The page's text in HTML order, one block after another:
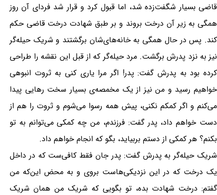
قاضی بسیار شگفت‌زده شد، اما قبول کرد و قرار شد فردای آن روز
همگی به زیر آن درخت بروند و بر طبق شهادت درخت قاضی حکم
کند. پس در حال همگی به خانه‌های‌شان برگشتند و شریک حیله‌گر
نیز به نزد پدرش برگشت. مرد حیله‌گر که از قبل این نقشه را طراحی
کرده بود به پدرش گفت: پدر! اگر مرا یاری کنی به ثروت انبوهی
خواهیم رسید و من نیز از یک مخمصه‌ی بسیار سخت رهایی پیدا
می‌کنم و اگر کمکم نکنی، پیش همه رسوا می‌شوم و ثروت را هم از
دست خواهم داد، پدر گفت: فرزندم، من چه کمکی می‌توانم به تو
بکنم؟ هر کمکی از دستم بربیاید، بگو که انجام خواهم داد.
شریک حیله‌گر به پدرش گفت: پدر جان فقط کافی‌ست که در داخل
یک درخت که در این نزدیکی‌هاست بروی و به محض این‌که من
گفتم: درخت شهادت بده، تو بگویی که شریک من همان شریک